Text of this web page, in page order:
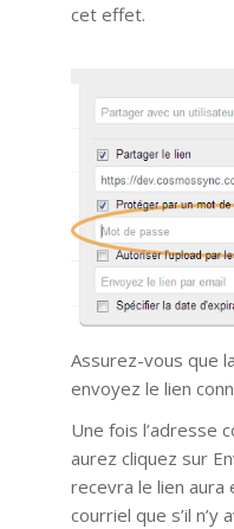
cet effet.
Assurez-vous que
envoyez le lien
Une fois l’adresse
aurez cliquez sur
recevra le lien
courriel que s’il